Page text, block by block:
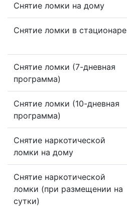
Снятие ломки на дому
Снятие ломки в стационаре
Снятие ломки (7-дневная
программа)
Снятие ломки (10-дневная
программа)
Снятие наркотической
ломки на дому
Снятие наркотической
ломки (при размещении на
сутки)